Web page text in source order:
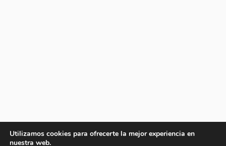
Utilizamos cookies para ofrecerte la mejor experiencia en
nuestra web.